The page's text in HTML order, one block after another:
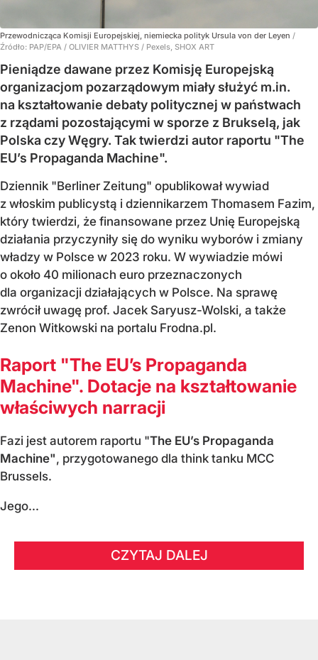
Przewodnicząca Komisji Europejskiej, niemiecka polityk Ursula von der Leyen /
Źródło: PAP/EPA / OLIVIER MATTHYS / Pexels, SHOX ART
Pieniądze dawane przez Komisję Europejską
organizacjom pozarządowym miały służyć m.in.
na kształtowanie debaty politycznej w państwach
z rządami pozostającymi w sporze z Brukselą, jak
Polska czy Węgry. Tak twierdzi autor raportu "The
EU’s Propaganda Machine".
Dziennik "Berliner Zeitung" opublikował wywiad
z włoskim publicystą i dziennikarzem Thomasem Fazim,
który twierdzi, że finansowane przez Unię Europejską
działania przyczyniły się do wyniku wyborów i zmiany
władzy w Polsce w 2023 roku. W wywiadzie mówi
o około 40 milionach euro przeznaczonych
dla organizacji działających w Polsce. Na sprawę
zwrócił uwagę prof. Jacek Saryusz-Wolski, a także
Zenon Witkowski na portalu Frodna.pl.
Raport "The EU’s Propaganda
Machine". Dotacje na kształtowanie
właściwych narracji
Fazi jest autorem raportu "The EU’s Propaganda
Machine", przygotowanego dla think tanku MCC
Brussels.
Jego...
CZYTAJ DALEJ